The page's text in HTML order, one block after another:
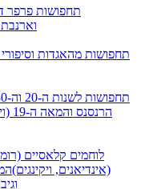
תחפושות פרפר
וארנבת
תחפושות מהאגדות וסיפורי
תחפושות לשנות ה-20 וה-30 (גטסבי)
הרנסנס והמאה ה-19 (ויקטוריאני)
לוחמים קלאסיים
(אינדיאנים, ויקינגים)